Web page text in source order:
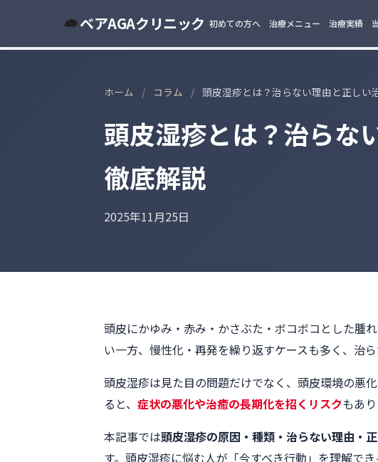
ベアAGAクリニック 初めての方へ 治療メニュー 治療実績
ホーム / コラム / 頭皮湿疹とは？治らない理由と正しい
頭皮湿疹とは？治らな
徹底解説
2025年11月25日
頭皮にかゆみ・赤み・かさぶた・ボコボコとした腫
い一方、慢性化・再発を繰り返すケースも多く、治
頭皮湿疹は見た目の問題だけでなく、頭皮環境の悪
ると、 症状の悪化や治癒の長期化を招くリスクもあり
本記事では頭皮湿疹の原因・種類・治らない理由・
す。頭皮湿疹に悩む人が「今すべき行動」を理解でき